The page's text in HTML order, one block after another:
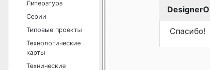
Литература
Серии
Типовые проекты
Технологические
карты
Технические
Спасибо!